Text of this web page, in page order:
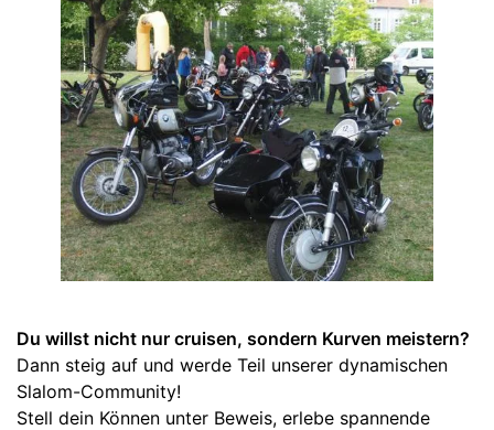
Du willst nicht nur cruisen, sondern Kurven meistern?
Dann steig auf und werde Teil unserer dynamischen
Slalom-Community!
Stell dein Können unter Beweis, erlebe spannende